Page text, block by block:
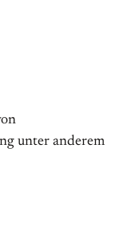
unter anderem